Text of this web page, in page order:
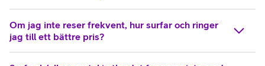
Om jag inte reser frekvent, hur surfar och ringer
jag till ett bättre pris?